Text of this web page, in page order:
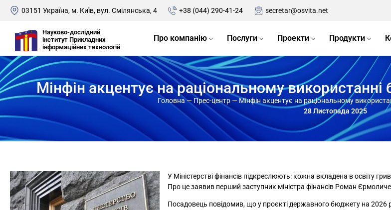
03151 Україна, м. Київ, вул. Смілянська, 4 +38 (044) 290-41-24 secretar@osvita.net
Науково-дослідний
інститут Прикладних
інформаційних технологій
Про компанію Послуги Проекти Продукти
Мінфін акцентує на раціональному
Головна— Прес-центр—Мінфін акцентує на раціональному
28 Листопада 2025
У Міністерстві фінансів підкреслюють: кожна вкладена в освіту
Про це заявив перший заступник міністра фінансів Роман
Посадовець повідомив, що у проєкті державного бюджету на 2026